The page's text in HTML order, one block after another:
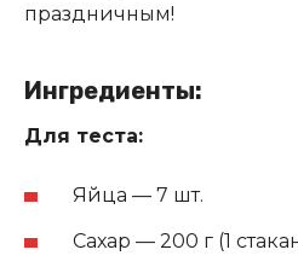
праздничным!
Ингредиенты:
Для теста:
Яйца — 7 шт.
Сахар — 200 г (1